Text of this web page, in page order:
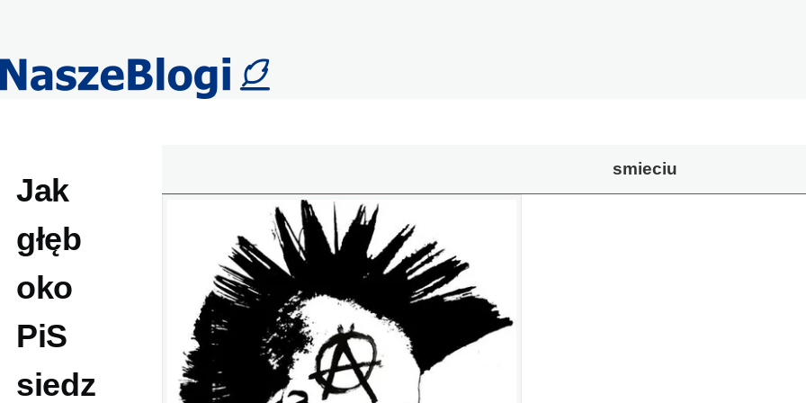
Jak
głęb
oko
PiS
siedz
smieciu